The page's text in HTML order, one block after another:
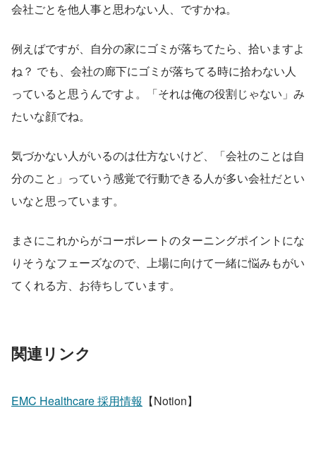
会社ごとを他人事と思わない人、ですかね。
例えばですが、自分の家にゴミが落ちてたら、拾いますよ
ね？ でも、会社の廊下にゴミが落ちてる時に拾わない人
っていると思うんですよ。「それは俺の役割じゃない」み
たいな顔でね。
気づかない人がいるのは仕方ないけど、「会社のことは自
分のこと」っていう感覚で行動できる人が多い会社だとい
いなと思っています。
まさにこれからがコーポレートのターニングポイントにな
りそうなフェーズなので、上場に向けて一緒に悩みもがい
てくれる方、お待ちしています。
関連リンク
EMC Healthcare 採用情報 【Notion】